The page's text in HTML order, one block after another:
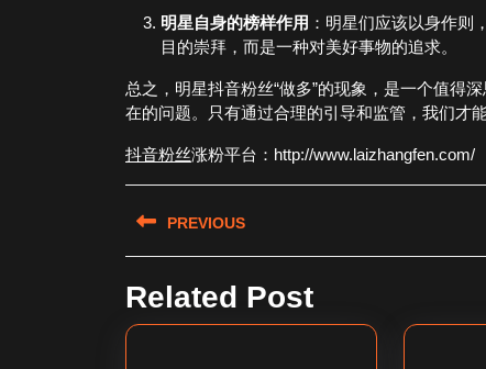
明星自身的榜样作用 ：明星们应该以身作则
目的崇拜，而是一种对美好事物的追求。
总之，明星抖音粉丝“做多”的现象，是一个值得
在的问题。只有通过合理的引导和监管，我们才
抖音粉丝涨粉平台：http://www.laizhangfen.com/
文
章
导
航
PREVIOUS
post:
Related Post